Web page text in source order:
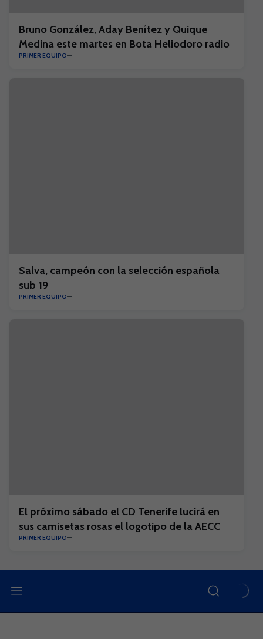
Bruno González, Aday Benítez y Quique
Medina este martes en Bota Heliodoro radio
PRIMER EQUIPO
Salva, campeón con la selección española
sub 19
PRIMER EQUIPO
El próximo sábado el CD Tenerife lucirá en
sus camisetas rosas el logotipo de la AECC
PRIMER EQUIPO